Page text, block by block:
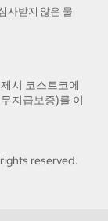
사받지 않은 물
시 코스트코에
지급보증)를 이
reserved.